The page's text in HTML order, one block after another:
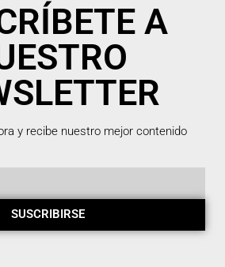
A
y recibe nuestro mejor contenido
SUSCRIBIRSE